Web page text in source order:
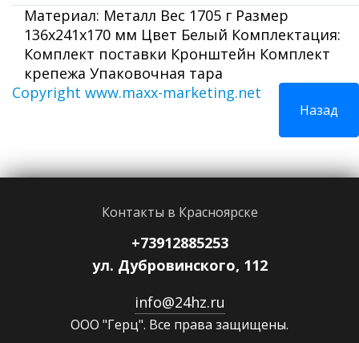
Материал: Металл Вес 1705 г Размер
136х241х170 мм Цвет Белый Комплектация:
Комплект поставки Кронштейн Комплект
крепежа Упаковочная тара
Copyright www.maxx-marketing.net
Контакты в Красноярске
+73912885253
ул. Дубровинского, 112
info@24hz.ru
ООО "Герц". Все права защищены.